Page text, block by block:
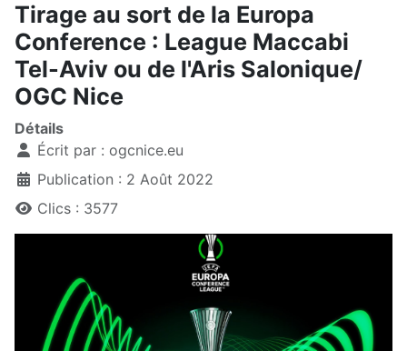
Tirage au sort de la Europa
Conference : League Maccabi
Tel-Aviv ou de l'Aris Salonique/
OGC Nice
Détails
Écrit par : ogcnice.eu
Publication : 2 Août 2022
Clics : 3577